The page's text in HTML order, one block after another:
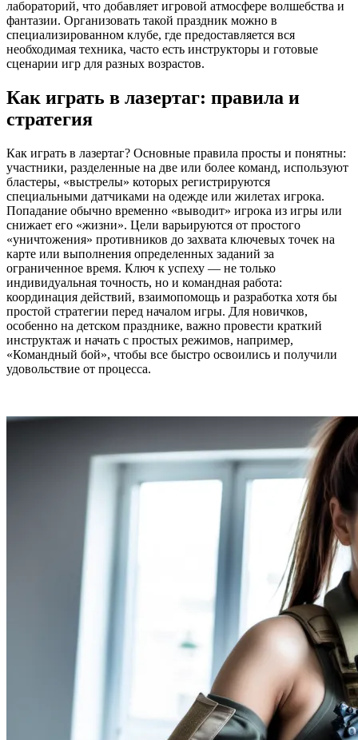
лабораторий, что добавляет игровой атмосфере волшебства и
фантазии. Организовать такой праздник можно в
специализированном клубе, где предоставляется вся
необходимая техника, часто есть инструкторы и готовые
сценарии игр для разных возрастов.
Как играть в лазертаг: правила и
стратегия
Как играть в лазертаг? Основные правила просты и понятны:
участники, разделенные на две или более команд, используют
бластеры, «выстрелы» которых регистрируются
специальными датчиками на одежде или жилетах игрока.
Попадание обычно временно «выводит» игрока из игры или
снижает его «жизни». Цели варьируются от простого
«уничтожения» противников до захвата ключевых точек на
карте или выполнения определенных заданий за
ограниченное время. Ключ к успеху — не только
индивидуальная точность, но и командная работа:
координация действий, взаимопомощь и разработка хотя бы
простой стратегии перед началом игры. Для новичков,
особенно на детском празднике, важно провести краткий
инструктаж и начать с простых режимов, например,
«Командный бой», чтобы все быстро освоились и получили
удовольствие от процесса.